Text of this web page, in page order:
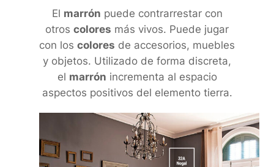
El marrón puede contrarrestar con
otros colores más vivos. Puede jugar
con los colores de accesorios, muebles
y objetos. Utilizado de forma discreta,
el marrón incrementa al espacio
aspectos positivos del elemento tierra.